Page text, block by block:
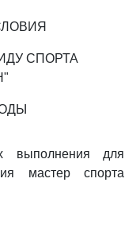
СПОРТА
выполнения для
мастер спорта